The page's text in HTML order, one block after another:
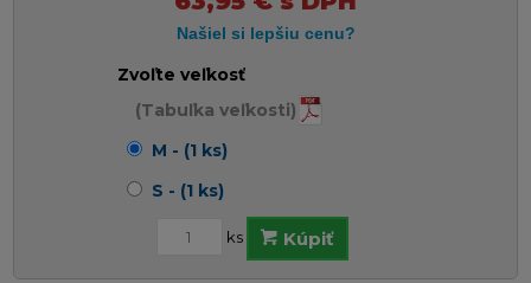
Zvoľte veľkosť
(Tabuľka veľkosti)
M - (1 ks)
S - (1 ks)
ks Kúpiť